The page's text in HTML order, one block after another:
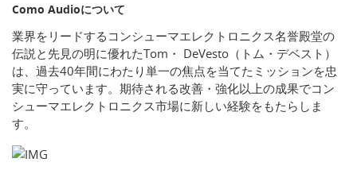
Como Audioについて
業界をリードするコンシューマエレクトロニクス名誉殿堂の
伝説と先見の明に優れたTom・ DeVesto（トム・デベスト）
は、過去40年間にわたり単一の焦点を当てたミッションを忠
実に守っています。期待される改善・強化以上の成果でコン
シューマエレクトロニクス市場に新しい経験をもたらしま
す。